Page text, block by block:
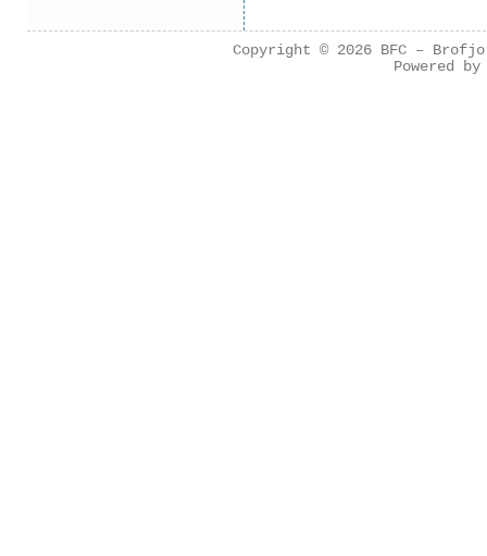
Copyright © 2026 BFC –
Powered